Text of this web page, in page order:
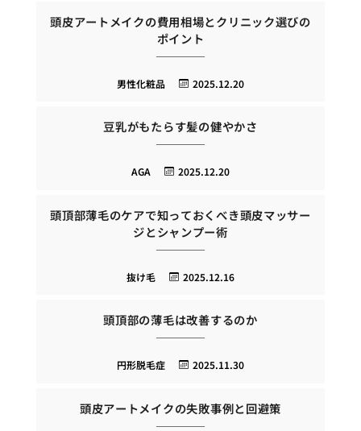
頭皮アートメイクの費用相場とクリニック選びの
ポイント
2025.12.20
男性化粧品
豆乳がもたらす髪の健やかさ
2025.12.20
AGA
頭頂部薄毛のケアで知っておくべき頭皮マッサー
ジとシャンプー術
2025.12.16
抜け毛
頭頂部の薄毛は改善するのか
2025.11.30
円形脱毛症
頭皮アートメイクの失敗事例と回避策